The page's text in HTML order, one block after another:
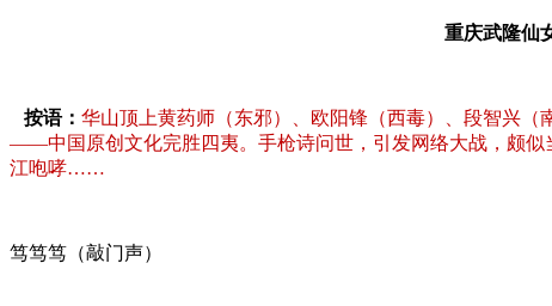
重庆武隆仙女山华邦
按语： 华山顶上黄药师（东邪）、欧阳锋（西毒）、段智兴
——中国原创文化完胜四夷。手枪诗问世，引发网络大战，颇似
江咆哮……
笃笃笃（敲门声）